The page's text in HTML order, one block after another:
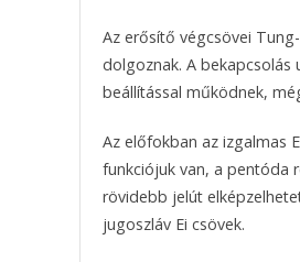
Az erősítő végcsövei
dolgoznak. A bekapcsolás
beállítással működnek,
Az előfokban az izgalmas
funkciójuk van, a pentóda
rövidebb jelút
jugoszláv Ei csövek.